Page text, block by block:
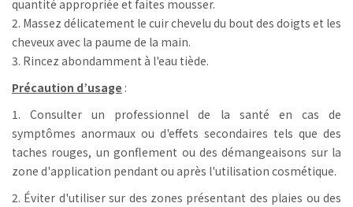
quantité appropriée et faites mousser.
2. Massez délicatement le cuir chevelu du bout des doigts et les
cheveux avec la paume de la main.
3. Rincez abondamment à l'eau tiède.
Précaution d’usage :
1. Consulter un professionnel de la santé en cas de
symptômes anormaux ou d'effets secondaires tels que des
taches rouges, un gonflement ou des démangeaisons sur la
zone d'application pendant ou après l'utilisation cosmétique.
2. Éviter d'utiliser sur des zones présentant des plaies ou des